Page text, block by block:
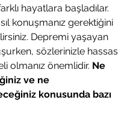
hayatlara başladılar.
konuşmanız gerektiğini
Depremi yaşayan
sözlerinizle hassas
olmanız önemlidir. Ne
ve ne
konusunda bazı